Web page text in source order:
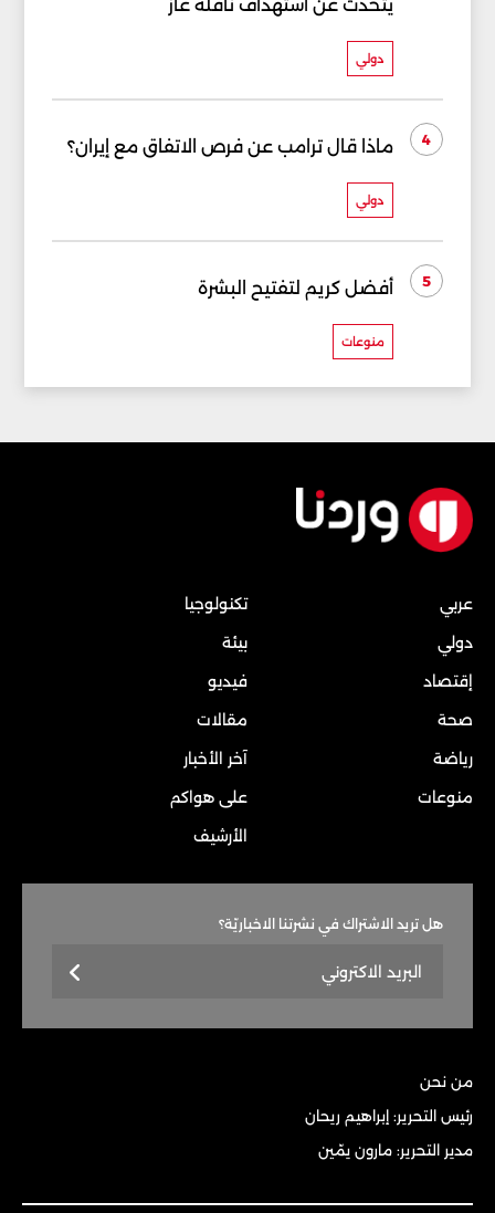
يتحدث عن استهداف ناقلة غاز
دولي
4 ماذا قال ترامب عن فرص الاتفاق مع إيران؟
دولي
5 أفضل كريم لتفتيح البشرة
منوعات
عربي
دولي
إقتصاد
صحة
رياضة
منوعات
تكنولوجيا
بيئة
فيديو
مقالات
آخر الأخبار
على هواكم
الأرشيف
هل تريد الاشتراك في نشرتنا الاخباريّة؟
من نحن
رئيس التحرير: إبراهيم ريحان
مدير التحرير: مارون يمّين